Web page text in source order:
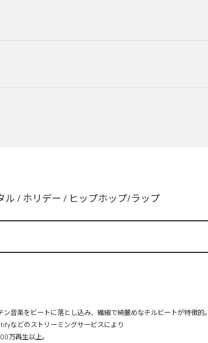
ル / ホリデー / ヒップホップ/ラップ
音楽をビートに落とし込み、繊細で綺麗めなチルビートが特徴的。
などのストリーミングサービスにより
万再生以上。